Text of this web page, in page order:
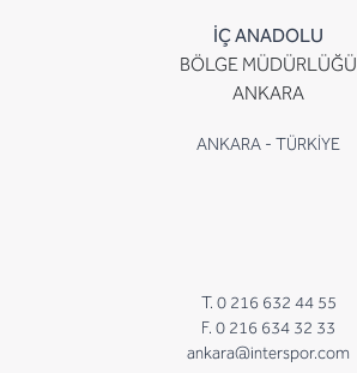
İÇ ANADOLU
BÖLGE MÜDÜRLÜĞÜ
ANKARA
ANKARA - TÜRKİYE
T. 0 216 632 44 55
F. 0 216 634 32 33
ankara@interspor.com